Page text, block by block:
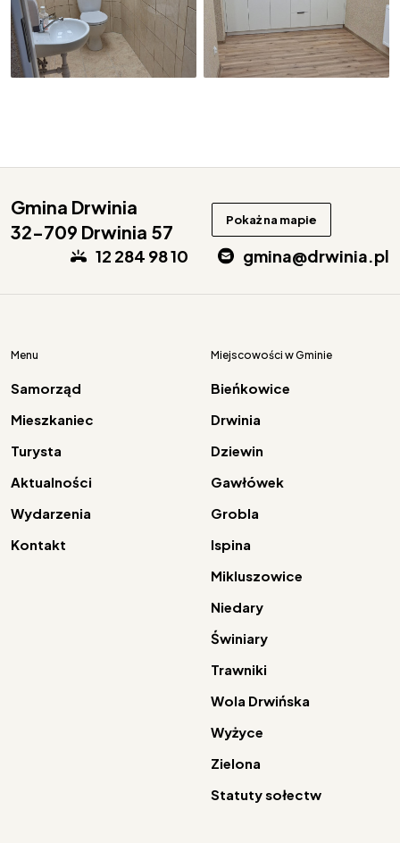
Gmina Drwinia
32-709 Drwinia 57
Pokaż na mapie
12 284 98 10 gmina@drwinia.pl
Menu
Samorząd
Mieszkaniec
Turysta
Aktualności
Wydarzenia
Kontakt
Miejscowości w Gminie
Bieńkowice
Drwinia
Dziewin
Gawłówek
Grobla
Ispina
Mikluszowice
Niedary
Świniary
Trawniki
Wola Drwińska
Wyżyce
Zielona
Statuty sołectw